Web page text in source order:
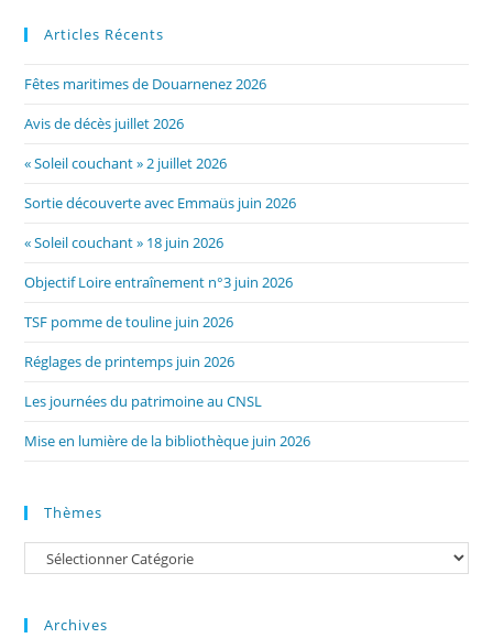
Articles Récents
Fêtes maritimes de Douarnenez 2026
Avis de décès juillet 2026
« Soleil couchant » 2 juillet 2026
Sortie découverte avec Emmaüs juin 2026
« Soleil couchant » 18 juin 2026
Objectif Loire entraînement n°3 juin 2026
TSF pomme de touline juin 2026
Réglages de printemps juin 2026
Les journées du patrimoine au CNSL
Mise en lumière de la bibliothèque juin 2026
Thèmes
Catégories
Archives